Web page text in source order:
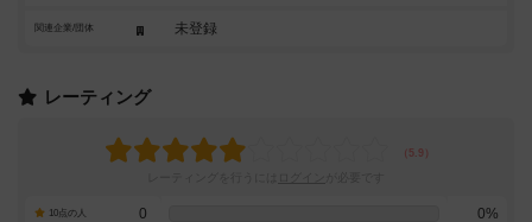
関連企業/団体 未登録
レーティング
10点の人 0 0%